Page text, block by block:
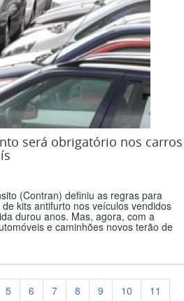
será obrigatório nos carros
(Contran) definiu as regras para
kits antifurto nos veículos vendidos
durou anos. Mas, agora, com a
e caminhões novos terão de
5 6 7 8 9 10 11